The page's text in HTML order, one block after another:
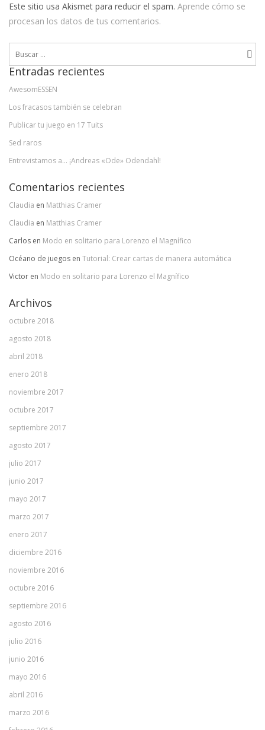
Este sitio usa Akismet para reducir el spam. Aprende cómo se
procesan los datos de tus comentarios.
Buscar:
Entradas recientes
AwesomESSEN
Los fracasos también se celebran
Publicar tu juego en 17 Tuits
Sed raros
Entrevistamos a… ¡Andreas «Ode» Odendahl!
Comentarios recientes
Claudia en Matthias Cramer
Claudia en Matthias Cramer
Carlos en Modo en solitario para Lorenzo el Magnífico
Océano de juegos en Tutorial: Crear cartas de manera automática
Victor en Modo en solitario para Lorenzo el Magnífico
Archivos
octubre 2018
agosto 2018
abril 2018
enero 2018
noviembre 2017
octubre 2017
septiembre 2017
agosto 2017
julio 2017
junio 2017
mayo 2017
marzo 2017
enero 2017
diciembre 2016
noviembre 2016
octubre 2016
septiembre 2016
agosto 2016
julio 2016
junio 2016
mayo 2016
abril 2016
marzo 2016